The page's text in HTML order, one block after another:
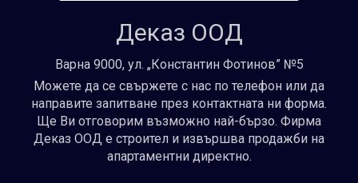
Деказ ООД
Варна 9000, ул. „Константин Фотинов” №5
Можете да се свържете с нас по телефон или да
направите запитване през контактната ни форма.
Ще Ви отговорим възможно най-бързо. Фирма
Деказ ООД е строител и извършва продажби на
апартаментни директно.